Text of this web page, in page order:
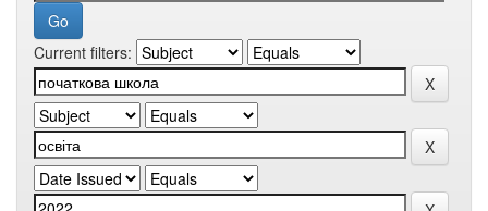
Current filters: